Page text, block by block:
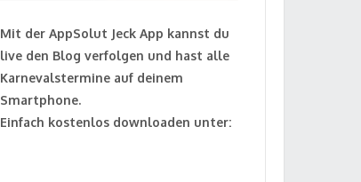
Mit der AppSolut Jeck App kannst du
live den Blog verfolgen und hast alle
Karnevalstermine auf deinem
Smartphone.
Einfach kostenlos downloaden unter: